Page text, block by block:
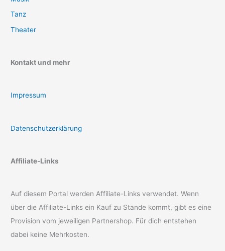
Tanz
Theater
Kontakt und mehr
Impressum
Datenschutzerklärung
Affiliate-Links
Auf diesem Portal werden Affiliate-Links verwendet. Wenn
über die Affiliate-Links ein Kauf zu Stande kommt, gibt es eine
Provision vom jeweiligen Partnershop. Für dich entstehen
dabei keine Mehrkosten.